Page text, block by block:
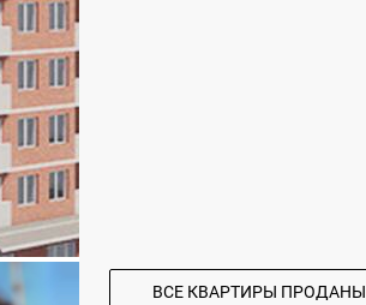
ВСЕ КВАРТИРЫ ПРОДАНЫ